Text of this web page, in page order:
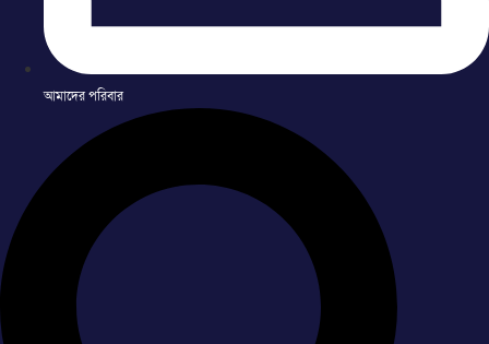
আমাদের পরিবার